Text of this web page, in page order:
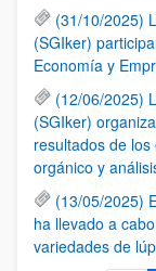
(31/10/2025)
(SGIker)
Economía y
(12/06/2025)
(SGIker)
resultados de
orgánico y
(13/05/2025)
ha llevado a
variedades de